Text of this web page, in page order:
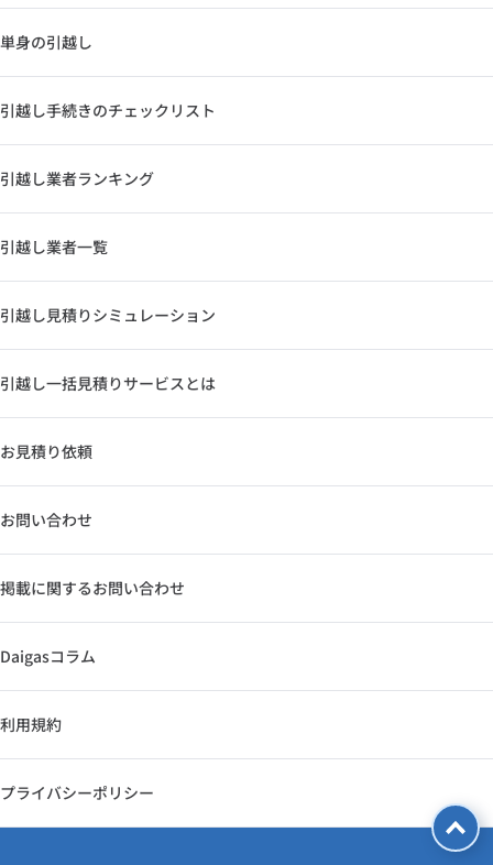
単身の引越し
引越し手続きのチェックリスト
引越し業者ランキング
引越し業者一覧
引越し見積りシミュレーション
引越し一括見積りサービスとは
お見積り依頼
お問い合わせ
掲載に関するお問い合わせ
Daigasコラム
利用規約
プライバシーポリシー